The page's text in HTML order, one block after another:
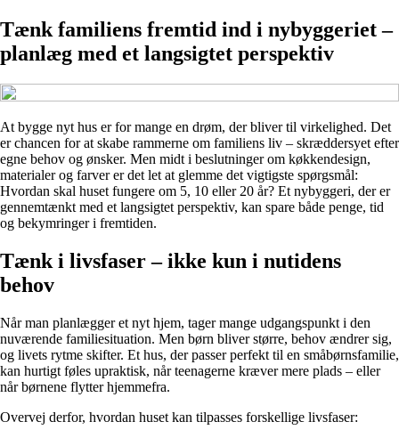
Tænk familiens fremtid ind i nybyggeriet –
planlæg med et langsigtet perspektiv
At bygge nyt hus er for mange en drøm, der bliver til virkelighed. Det
er chancen for at skabe rammerne om familiens liv – skræddersyet efter
egne behov og ønsker. Men midt i beslutninger om køkkendesign,
materialer og farver er det let at glemme det vigtigste spørgsmål:
Hvordan skal huset fungere om 5, 10 eller 20 år? Et nybyggeri, der er
gennemtænkt med et langsigtet perspektiv, kan spare både penge, tid
og bekymringer i fremtiden.
Tænk i livsfaser – ikke kun i nutidens
behov
Når man planlægger et nyt hjem, tager mange udgangspunkt i den
nuværende familiesituation. Men børn bliver større, behov ændrer sig,
og livets rytme skifter. Et hus, der passer perfekt til en småbørnsfamilie,
kan hurtigt føles upraktisk, når teenagerne kræver mere plads – eller
når børnene flytter hjemmefra.
Overvej derfor, hvordan huset kan tilpasses forskellige livsfaser: